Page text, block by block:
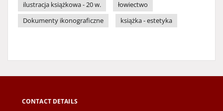
ilustracja książkowa - 20 w.
łowiectwo
Dokumenty ikonograficzne
książka - estetyka
CONTACT DETAILS